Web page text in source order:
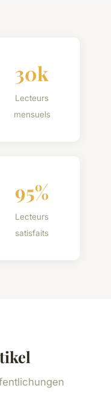
30k
Lecteurs
mensuels
95%
Lecteurs
satisfaits